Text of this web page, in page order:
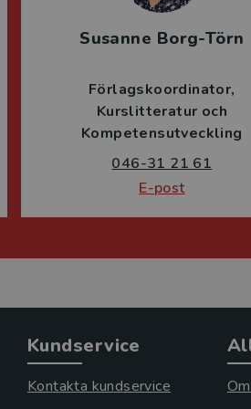
Susanne Borg-Törn
Förlagskoordinator
Kurslitteratur och
Kompetensutveckling
046-31 21 61
E-post
Kundservice
Kontakta kundservice